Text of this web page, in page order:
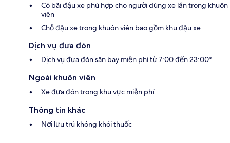
Có bãi đậu xe phù hợp cho người dùng xe lăn trong khuôn
viên
Chỗ đậu xe trong khuôn viên bao gồm khu đậu xe
Dịch vụ đưa đón
Dịch vụ đưa đón sân bay miễn phí từ 7:00 đến 23:00*
Ngoài khuôn viên
Xe đưa đón trong khu vực miễn phí
Thông tin khác
Nơi lưu trú không khói thuốc